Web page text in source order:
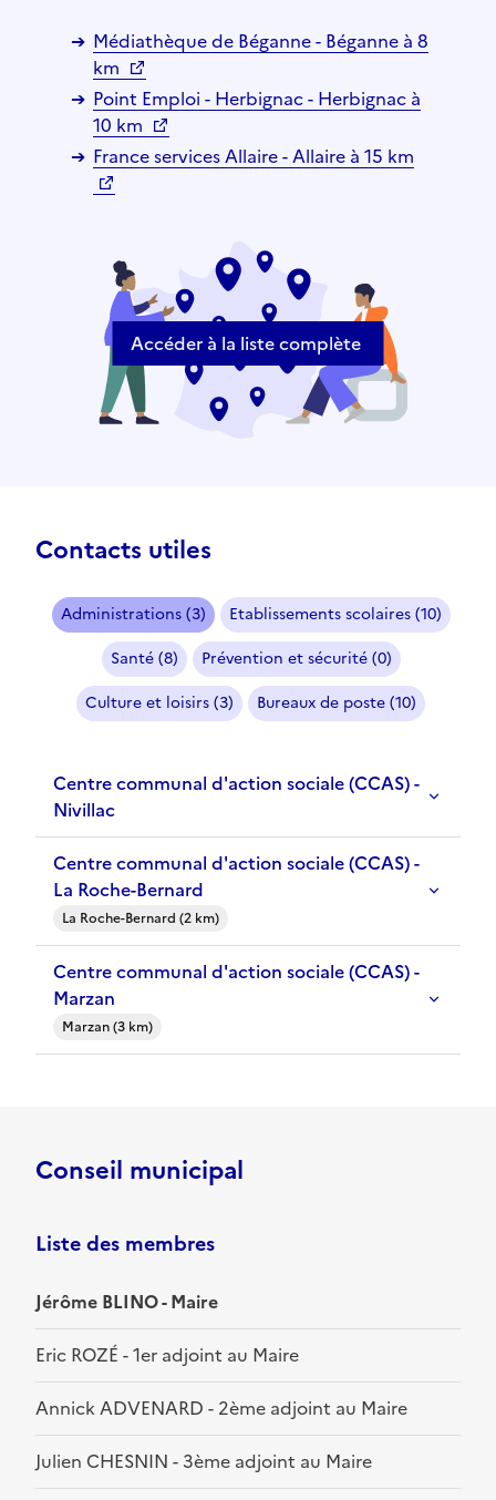
Médiathèque de Béganne - Béganne à 8
km
Point Emploi - Herbignac - Herbignac à
10 km
France services Allaire - Allaire à 15 km
Accéder à la liste complète
Contacts utiles
Administrations (3)
Etablissements scolaires (10)
Santé (8)
Prévention et sécurité (0)
Culture et loisirs (3)
Bureaux de poste (10)
Centre communal d'action sociale (CCAS) -
Nivillac
Centre communal d'action sociale (CCAS) -
La Roche-Bernard
La Roche-Bernard (2 km)
Centre communal d'action sociale (CCAS) -
Marzan
Marzan (3 km)
Conseil municipal
Liste des membres
Jérôme BLINO - Maire
Eric ROZÉ - 1er adjoint au Maire
Annick ADVENARD - 2ème adjoint au Maire
Julien CHESNIN - 3ème adjoint au Maire